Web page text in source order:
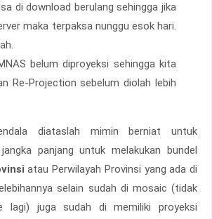
di download berulang sehingga jika
maka terpaksa nunggu esok hari.
belum diproyeksi sehingga kita
Re-Projection sebelum diolah lebih
diataslah mimin berniat untuk
panjang untuk melakukan bundel
atau Perwilayah Provinsi yang ada di
selain sudah di mosaic (tidak
lagi) juga sudah di memiliki proyeksi